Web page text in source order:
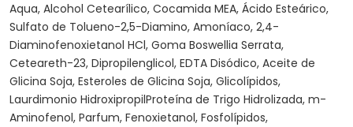
Aqua, Alcohol Cetearílico, Cocamida MEA, Ácido Esteárico,
Sulfato de Tolueno-2,5-Diamino, Amoníaco, 2,4-
Diaminofenoxietanol HCl, Goma Boswellia Serrata,
Ceteareth-23, Dipropilenglicol, EDTA Disódico, Aceite de
Glicina Soja, Esteroles de Glicina Soja, Glicolípidos,
Laurdimonio HidroxipropilProteína de Trigo Hidrolizada, m-
Aminofenol, Parfum, Fenoxietanol, Fosfolípidos,